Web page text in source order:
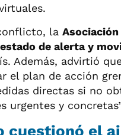
la
estado de alerta y
Además, advirtió
el plan de acción
directas si no
urgentes y
cuestionó el